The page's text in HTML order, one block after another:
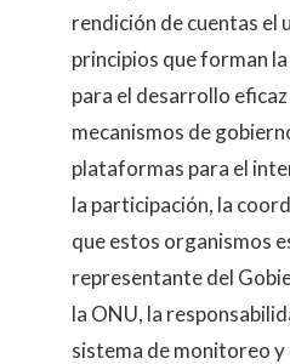
rendición de cuentas el
principios que forman
para el desarrollo
mecanismos de
plataformas para el
la participación, la
que estos organismos
representante del
la ONU, la
sistema de monitoreo